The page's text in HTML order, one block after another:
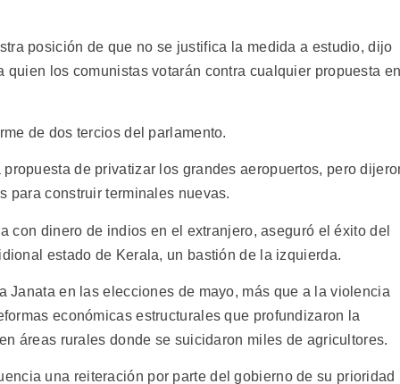
posición de que no se justifica la medida a estudio, dijo
quien los comunistas votarán contra cualquier propuesta
de dos tercios del parlamento.
de privatizar los grandes aeropuertos, pero
para construir terminales nuevas.
con dinero de indios en el extranjero, aseguró el éxito del
estado de Kerala, un bastión de la izquierda.
Janata en las elecciones de mayo, más que a la violencia
económicas estructurales que profundizaron la
áreas rurales donde se suicidaron miles de agricultores.
una reiteración por parte del gobierno de su prioridad